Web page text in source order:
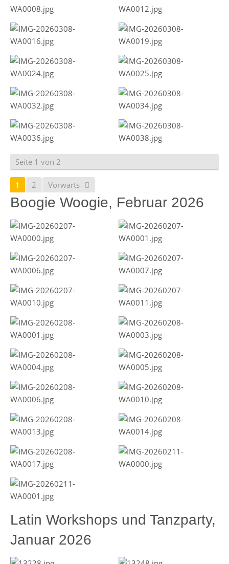
Seite 1 von 2
1 2 Vorwärts
Boogie Woogie, Februar 2026
Latin Workshops und Tanzparty,
Januar 2026